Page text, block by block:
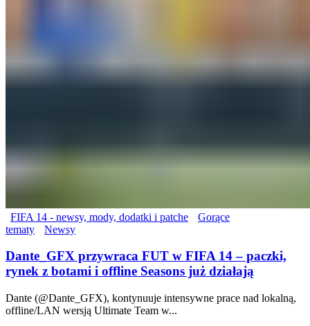
FIFA 14 - newsy, mody, dodatki i patche
Gorące
tematy
Newsy
Dante_GFX przywraca FUT w FIFA 14 – paczki,
rynek z botami i offline Seasons już działają
Dante (@Dante_GFX), kontynuuje intensywne prace nad lokalną,
offline/LAN wersją Ultimate Team w...